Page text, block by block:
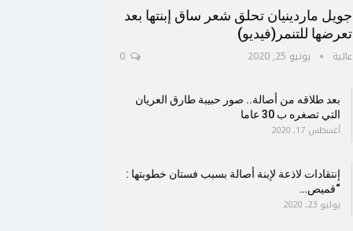
جويل ماردينيان تحلق شعر ساق إبنتها بعد
تعرضها للتنمر(فيديو)
عالية يونيو 25, 2020
بعد طلاقه من أصالة.. صور حبيبة طارق العريان
التي تصغره ب 30 عاما
أغسطس 17, 2020
إنتقادات لاذعة لإبنة أصالة بسبب فستان خطوبتها :
“قميص…
يوليو 23, 2020